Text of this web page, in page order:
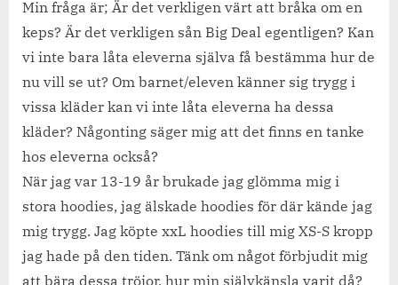
Min fråga är; Är det verkligen värt att bråka om en
keps? Är det verkligen sån Big Deal egentligen? Kan
vi inte bara låta eleverna själva få bestämma hur de
nu vill se ut? Om barnet/eleven känner sig trygg i
vissa kläder kan vi inte låta eleverna ha dessa
kläder? Någonting säger mig att det finns en tanke
hos eleverna också?
När jag var 13-19 år brukade jag glömma mig i
stora hoodies, jag älskade hoodies för där kände jag
mig trygg. Jag köpte xxL hoodies till mig XS-S kropp
jag hade på den tiden. Tänk om något förbjudit mig
att bära dessa tröjor, hur min självkänsla varit då?